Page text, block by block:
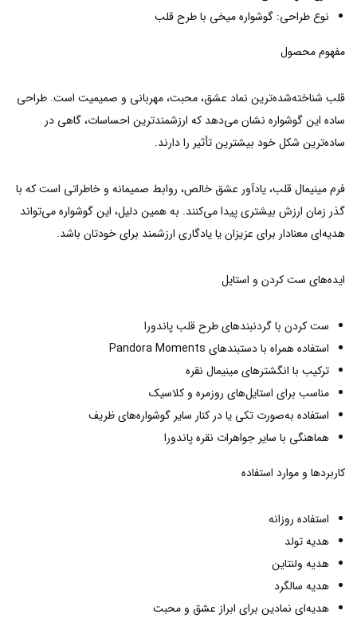
نوع طراحی: گوشواره میخی با طرح قلب
مفهوم محصول
قلب شناخته‌شده‌ترین نماد عشق، محبت، مهربانی و صمیمیت است. طراحی
ساده این گوشواره نشان می‌دهد که ارزشمندترین احساسات، گاهی در
ساده‌ترین شکل خود بیشترین تأثیر را دارند.
فرم مینیمال قلب، یادآور عشق خالص، روابط صمیمانه و خاطراتی است که با
گذر زمان ارزش بیشتری پیدا می‌کنند. به همین دلیل، این گوشواره می‌تواند
هدیه‌ای معنادار برای عزیزان یا یادگاری ارزشمند برای خودتان باشد.
ایده‌های ست کردن و استایل
ست کردن با گردنبندهای طرح قلب پاندورا
استفاده همراه با دستبندهای Pandora Moments
ترکیب با انگشترهای مینیمال نقره
مناسب برای استایل‌های روزمره و کلاسیک
استفاده به‌صورت تکی یا در کنار سایر گوشواره‌های ظریف
هماهنگی با سایر جواهرات نقره پاندورا
کاربردها و موارد استفاده
استفاده روزانه
هدیه تولد
هدیه ولنتاین
هدیه سالگرد
هدیه‌ای نمادین برای ابراز عشق و محبت